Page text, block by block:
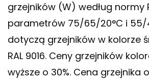
grzejników (W) według normy
parametrów 75/65/20°C i 55/
dotyczą grzejników w kolorze
RAL 9016. Ceny grzejników
wyższe o 30%. Cena grzejnika